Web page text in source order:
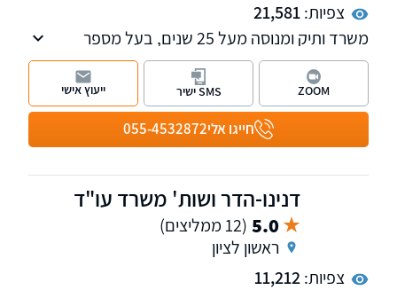
צפיות:21,581
משרד ותיק ומנוסה מעל 25 שנים, בעל מספר
מחלקות לרבות מקרקעין, משפחה, ירושה, הוצאה
לפועל, אזרחי - מסחרי, רשויות, חוזים, לשון הרע,
עבודה. מנהל פורומים תכנון ובניה, אלימות
במשפחה והיטל השבחה הפקעות. חבר בוועדת
מקרקעין וקניין וכן בוועדת ירושה ומשפחה, בלשכת
חייגו אלי055-4532872
ZOOM SMS ישיר ייעוץ אישי
דנינו-הדר ושות' משרד עו"ד
5.0 (12 ממליצים)
ראשון לציון
צפיות:11,212